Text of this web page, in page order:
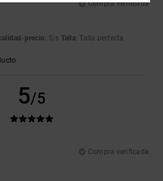
Compra verificada
precio: 5/5 Talla: Talla perfecta
5/5
Compra verificada